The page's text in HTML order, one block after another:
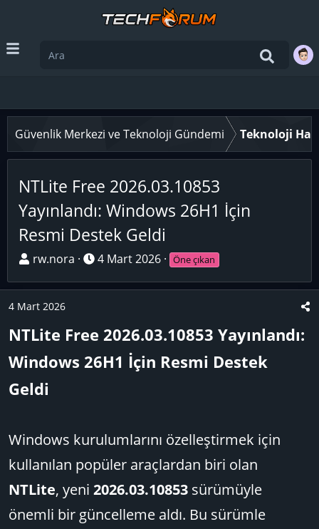
Güvenlik Merkezi ve Teknoloji Gündemi Teknoloji
NTLite Free 2026.03.10853
Yayınlandı: Windows 26H1 İçin
Resmi Destek Geldi
K
n
u
y
u
B
ş
t
a
n
rw.nora
B
ş
n
g
r
i
i
4 Mart 2026 Öne çıkan
4 Mart 2026
NTLite Free 2026.03.10853 Yayınlandı:
Windows 26H1 İçin Resmi Destek
Geldi
Windows kurulumlarını özelleştirmek için
kullanılan popüler araçlardan biri olan
NTLite, yeni 2026.03.10853 sürümüyle
önemli bir güncelleme aldı. Bu sürümle